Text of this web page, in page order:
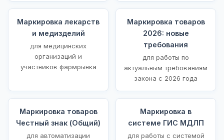
Маркировка лекарств
и медизделий
для медицинских
организаций и
участников фармрынка
Маркировка товаров
2026: новые
требования
для работы по
актуальным требованиям
закона с 2026 года
Маркировка товаров
Честный знак (Общий)
для автоматизации
Маркировка в
системе ГИС МДЛП
для работы с системой